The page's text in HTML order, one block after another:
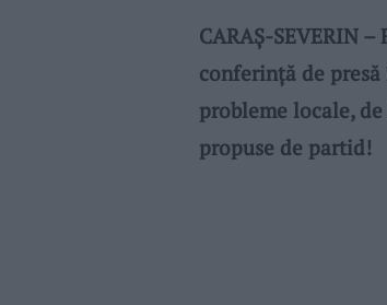
CARAȘ-SEVERIN
conferință de
probleme locale,
propuse de partid!